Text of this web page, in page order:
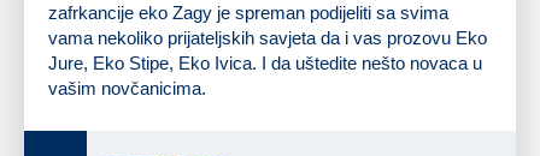
zafrkancije eko Zagy je spreman podijeliti sa svima
vama nekoliko prijateljskih savjeta da i vas prozovu Eko
Jure, Eko Stipe, Eko Ivica. I da uštedite nešto novaca u
vašim novčanicima.